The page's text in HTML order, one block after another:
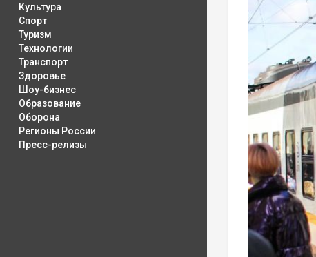
Культура
Спорт
Туризм
Технологии
Транспорт
Здоровье
Шоу-бизнес
Образование
Оборона
Регионы России
Пресс-релизы